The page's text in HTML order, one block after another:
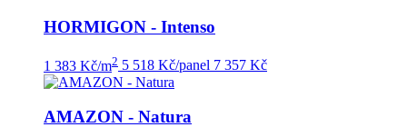
HORMIGON - Intenso
1 383 Kč/m2 5 518 Kč/panel 7 357 Kč
AMAZON - Natura